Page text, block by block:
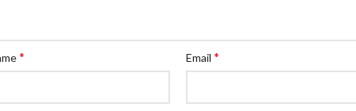
* Email *